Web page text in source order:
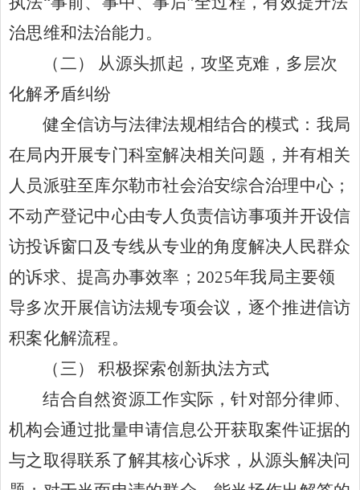
治思维和法治能力。
（二）
从源头抓起，攻坚克难，多层次
化解矛盾纠纷
健全信访与法律法规相结合的模式：我局
在局内开展专门科室解决相关问题，并有相关
人员派驻至库尔勒市社会治安综合治理中心；
不动产登记中心由专人负责信访事项并开设信
访投诉窗口及专线从专业的角度解决人民群众
的诉求、提高办事效率； 2025年我局主要领
导多次开展信访法规专项会议，逐个推进信访
积案化解流程。
（三）
积极探索创新执法方式
结合自然资源工作实际，针对部分律师、
机构会通过批量申请信息公开获取案件证据的
与之取得联系了解其核心诉求，从源头解决问